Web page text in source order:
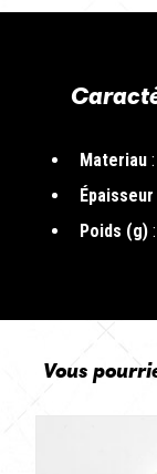
Materiau
Poids (g)
Vous